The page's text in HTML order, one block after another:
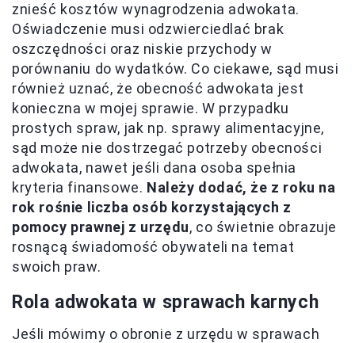
znieść kosztów wynagrodzenia adwokata.
Oświadczenie musi odzwierciedlać brak
oszczędności oraz niskie przychody w
porównaniu do wydatków. Co ciekawe, sąd musi
również uznać, że obecność adwokata jest
konieczna w mojej sprawie. W przypadku
prostych spraw, jak np. sprawy alimentacyjne,
sąd może nie dostrzegać potrzeby obecności
adwokata, nawet jeśli dana osoba spełnia
kryteria finansowe. Należy dodać, że z roku na
rok rośnie liczba osób korzystających z
pomocy prawnej z urzędu, co świetnie obrazuje
rosnącą świadomość obywateli na temat
swoich praw.
Rola adwokata w sprawach karnych
Jeśli mówimy o obronie z urzędu w sprawach